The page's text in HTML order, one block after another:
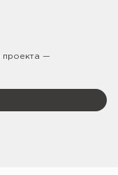
проекта —